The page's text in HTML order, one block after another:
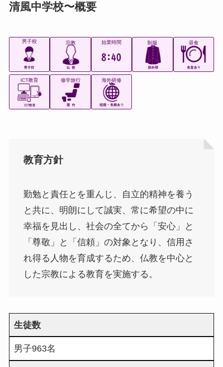
清風中学校〜概要
男子校 宗教 始業時間 制服 昼食
ICT教育 修学旅行 海外研修
教育方針
勤勉と責任とを重んじ、自立的精神を養う
と共に、明朗にして誠実、常に希望の中に
幸福を見出し、社会の全てから「安心」と
「尊敬」と「信頼」の対象となり、信用さ
れ得る人物を育成するため、仏教を中心と
した宗教による教育を実施する。
生徒数
男子963名